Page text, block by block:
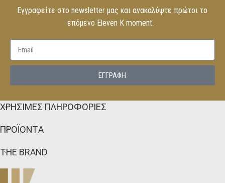
Εγγραφείτε στο newsletter μας και ανακαλύψτε πρώτοι το
επόμενο Eleven K moment.
EΓΓΡΑΦΗ
ΧΡΗΣΙΜΕΣ ΠΛΗΡΟΦΟΡΙΕΣ
ΠΡΟΪΟΝΤΑ
THE BRAND